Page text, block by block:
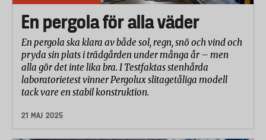
En pergola för alla väder
En pergola ska klara av både sol, regn, snö och vind och
pryda sin plats i trädgården under många år – men
alla gör det inte lika bra. I Testfaktas stenhårda
laboratorietest vinner Pergolux slitagetåliga modell
tack vare en stabil konstruktion.
21 MAJ 2025